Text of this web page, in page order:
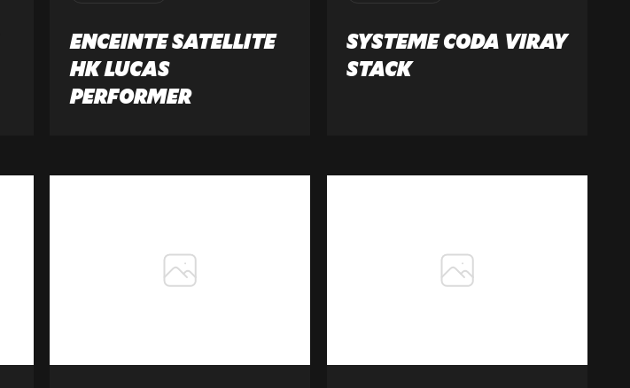
ENCEINTE SATELLITE
HK LUCAS
PERFORMER
SYSTEME CODA VIRAY
STACK